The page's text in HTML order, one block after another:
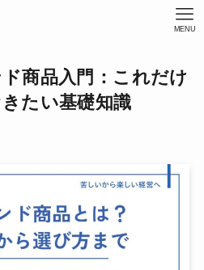
MENU
商品入門：これだけ
たい基礎知識